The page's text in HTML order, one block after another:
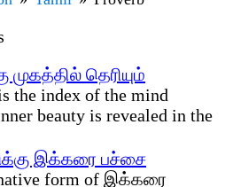
தெரியும்
the index of the mind
beauty is revealed in the
இக்கரை பச்சை
form of இக்கரை